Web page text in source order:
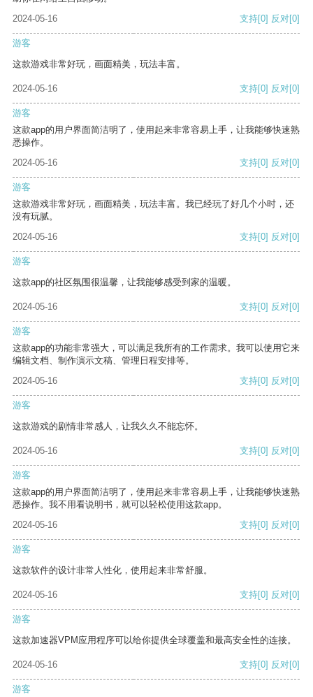
2024-05-16
支持[0] 反对[0]
游客
这款游戏非常好玩，画面精美，玩法丰富。
2024-05-16 支持[0] 反对[0]
游客
这款app的用户界面简洁明了，使用起来非常容易上手，让我能够快速熟
悉操作。
2024-05-16
支持[0] 反对[0]
游客
这款游戏非常好玩，画面精美，玩法丰富。我已经玩了好几个小时，还
没有玩腻。
2024-05-16
支持[0] 反对[0]
游客
这款app的社区氛围很温馨，让我能够感受到家的温暖。
2024-05-16 支持[0] 反对[0]
游客
这款app的功能非常强大，可以满足我所有的工作需求。我可以使用它来
编辑文档、制作演示文稿、管理日程安排等。
2024-05-16
支持[0] 反对[0]
游客
这款游戏的剧情非常感人，让我久久不能忘怀。
2024-05-16 支持[0] 反对[0]
游客
这款app的用户界面简洁明了，使用起来非常容易上手，让我能够快速熟
悉操作。我不用看说明书，就可以轻松使用这款app。
2024-05-16
支持[0] 反对[0]
游客
这款软件的设计非常人性化，使用起来非常舒服。
2024-05-16 支持[0] 反对[0]
游客
这款加速器VPM应用程序可以给你提供全球覆盖和最高安全性的连接。
2024-05-16 支持[0] 反对[0]
游客